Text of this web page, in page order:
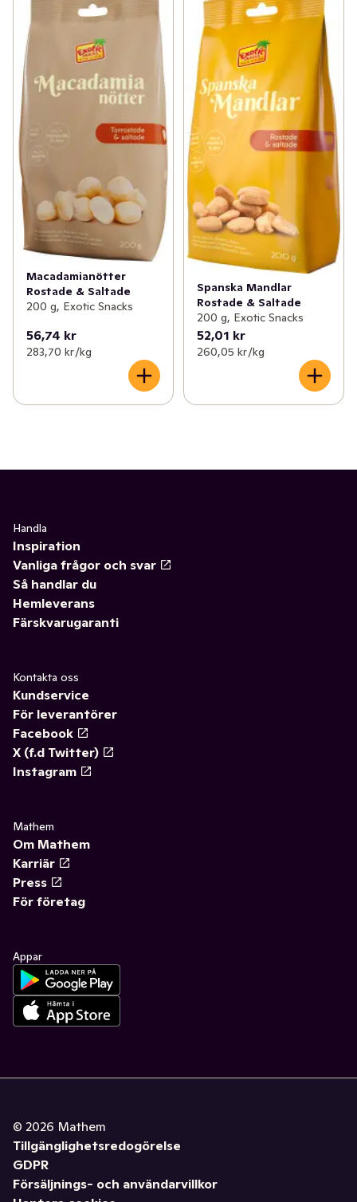
Macadamianötter
Rostade & Saltade
200 g, Exotic Snacks
56,74 kr
283,70 kr /kg
Spanska Mandlar
Rostade & Saltade
200 g, Exotic Snacks
52,01 kr
260,05 kr /kg
Handla
Inspiration
Vanliga frågor och svar
Så handlar du
Hemleverans
Färskvarugaranti
Kontakta oss
Kundservice
För leverantörer
Facebook
X (f.d Twitter)
Instagram
Mathem
Om Mathem
Karriär
Press
För företag
Appar
© 2026 Mathem
Tillgänglighetsredogörelse
GDPR
Försäljnings- och användarvillkor